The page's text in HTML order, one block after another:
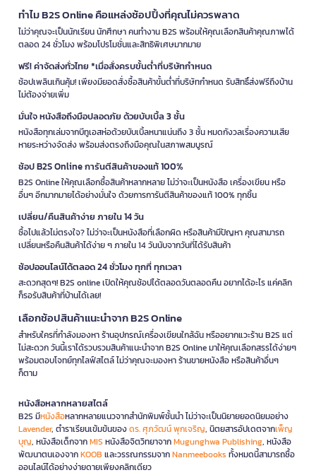
ทำไม B2S Online คือแหล่งช้อปปิ้งที่คุณไม่ควรพลาด
ไม่ว่าคุณจะเป็นนักเรียน นักศึกษา คนทำงาน B2S พร้อมให้คุณเลือกสินค้าคุณภาพได้
ตลอด 24 ชั่วโมง พร้อมโปรโมชั่นและสิทธิพิเศษมากมาย
ฟรี! ค่าจัดส่งทั่วไทย *เมื่อสั่งครบขั้นต่ำที่บริษัทกำหนด
ช้อปเพลินเกินคุ้ม! เพียงมียอดสั่งซื้อสินค้าขั้นต่ำที่บริษัทกำหนด รับสิทธิ์ส่งฟรีถึงบ้าน
ไม่ต้องจ่ายเพิ่ม
มั่นใจ หนังสือถึงมือปลอดภัย ด้วยบับเบิ้ล 3 ชั้น
หนังสือทุกเล่มจากบีทูเอสห่อด้วยบับเบิ้ลหนาแน่นถึง 3 ชั้น หมดกังวลเรื่องความเสีย
หายระหว่างจัดส่ง พร้อมส่งตรงถึงมือคุณในสภาพสมบูรณ์
ช้อป B2S Online การันตีสินค้าของแท้ 100%
B2S Online ให้คุณเลือกซื้อสินค้าหลากหลาย ไม่ว่าจะเป็นหนังสือ เครื่องเขียน หรือ
อื่นๆ อีกมากมายได้อย่างมั่นใจ ด้วยการการันตีสินค้าของแท้ 100% ทุกชิ้น
เปลี่ยน/คืนสินค้าง่าย ภายใน 14 วัน
ซื้อไปแล้วไม่ตรงใจ? ไม่ว่าจะเป็นหนังสือที่เลือกผิด หรือสินค้ามีปัญหา คุณสามารถ
เปลี่ยนหรือคืนสินค้าได้ง่าย ๆ ภายใน 14 วันนับจากวันที่ได้รับสินค้า
ช้อปออนไลน์ได้ตลอด 24 ชั่วโมง ทุกที่ ทุกเวลา
สะดวกสุดๆ! B2S online เปิดให้คุณช้อปได้ตลอดวันตลอดคืน อยากได้อะไร แค่คลิก
ก็รอรับสินค้าที่บ้านได้เลย!
เลือกช้อปสินค้าแนะนำจาก B2S Online
สำหรับใครที่กำลังมองหา ร้านอุปกรณ์เครื่องเขียนใกล้ฉัน หรืออยากแวะร้าน B2S แต่
ไม่สะดวก วันนี้เราได้รวบรวมสินค้าแนะนำจาก B2S Online มาให้คุณเลือกสรรได้ง่ายๆ
พร้อมตอบโจทย์ทุกไลฟ์สไตล์ ไม่ว่าคุณจะมองหา ร้านขายหนังสือ หรือสินค้าอื่นๆ
ก็ตาม
หนังสือหลากหลายสไตล์
B2S มีหนังสือหลากหลายแนวจากสำนักพิมพ์ชั้นนำ ไม่ว่าจะเป็นนิยายยอดนิยมอย่าง
Lavender, ตำราเรียนเข้มข้นของดร. ศุภวัฒน์ พุกเจริญ, นิตยสารอัปเดตจากเพ็ญ
บุญ, หนังสือเด็กจากMIS หนังสือจิตวิทยาจากMugunghwa Publishing, หนังสือ
พัฒนาตนเองจากKOOB และวรรณกรรมจากNanmeebooks ทั้งหมดนี้สามารถซื้อ
ออนไลน์ได้อย่างง่ายดายเพียงคลิกเดียว